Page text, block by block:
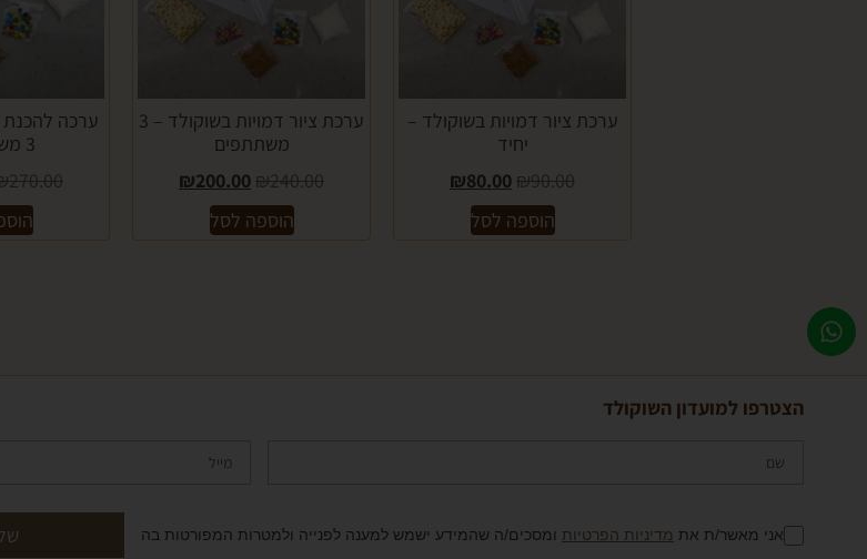
ערכת ציור דמויות בשוקולד –
יחיד
₪90.00
₪80.00
הוספה לסל
ערכת ציור דמויות בשוקולד – 3
משתתפים
₪240.00
₪200.00
הוספה לסל
ערכה
3 משתתפים
270.00
הצטרפו למועדון השוקולד
אני מאשר/ת את מדיניות הפרטיות ומסכים/ה שהמידע ישמש למענה לפנייה ולמטרות המפורטות בה